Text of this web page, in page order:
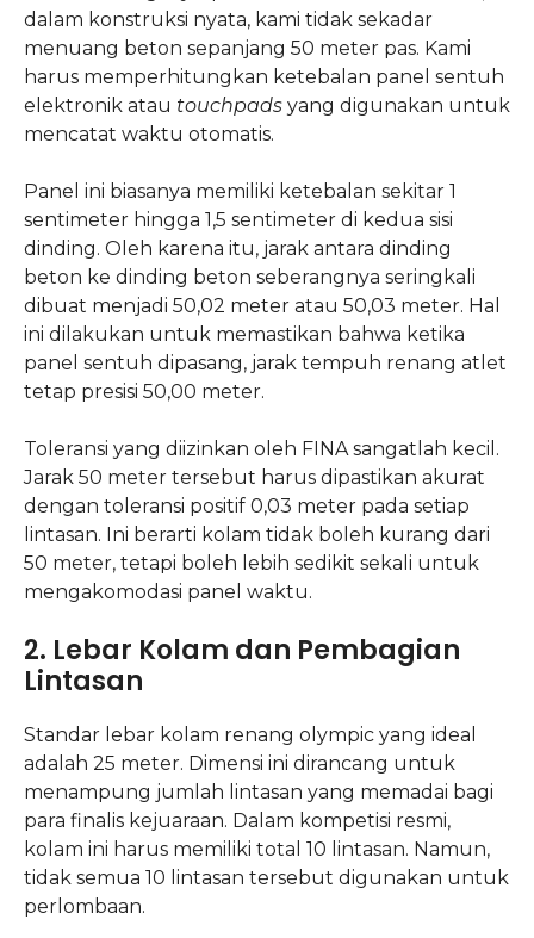
dalam konstruksi nyata, kami tidak sekadar
menuang beton sepanjang 50 meter pas. Kami
harus memperhitungkan ketebalan panel sentuh
elektronik atau touchpads yang digunakan untuk
mencatat waktu otomatis.
Panel ini biasanya memiliki ketebalan sekitar 1
sentimeter hingga 1,5 sentimeter di kedua sisi
dinding. Oleh karena itu, jarak antara dinding
beton ke dinding beton seberangnya seringkali
dibuat menjadi 50,02 meter atau 50,03 meter. Hal
ini dilakukan untuk memastikan bahwa ketika
panel sentuh dipasang, jarak tempuh renang atlet
tetap presisi 50,00 meter.
Toleransi yang diizinkan oleh FINA sangatlah kecil.
Jarak 50 meter tersebut harus dipastikan akurat
dengan toleransi positif 0,03 meter pada setiap
lintasan. Ini berarti kolam tidak boleh kurang dari
50 meter, tetapi boleh lebih sedikit sekali untuk
mengakomodasi panel waktu.
2. Lebar Kolam dan Pembagian
Lintasan
Standar lebar kolam renang olympic yang ideal
adalah 25 meter. Dimensi ini dirancang untuk
menampung jumlah lintasan yang memadai bagi
para finalis kejuaraan. Dalam kompetisi resmi,
kolam ini harus memiliki total 10 lintasan. Namun,
tidak semua 10 lintasan tersebut digunakan untuk
perlombaan.